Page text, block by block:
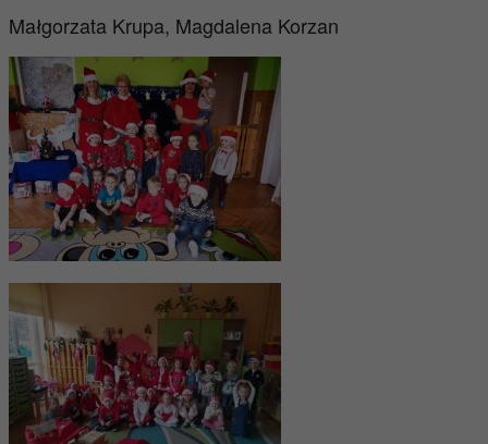
Małgorzata Krupa, Magdalena Korzan